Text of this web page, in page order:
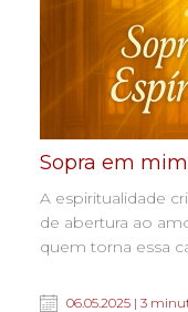
Sopra em
A espiritualidade
de abertura ao
quem torna essa
06.05.2025 | 3